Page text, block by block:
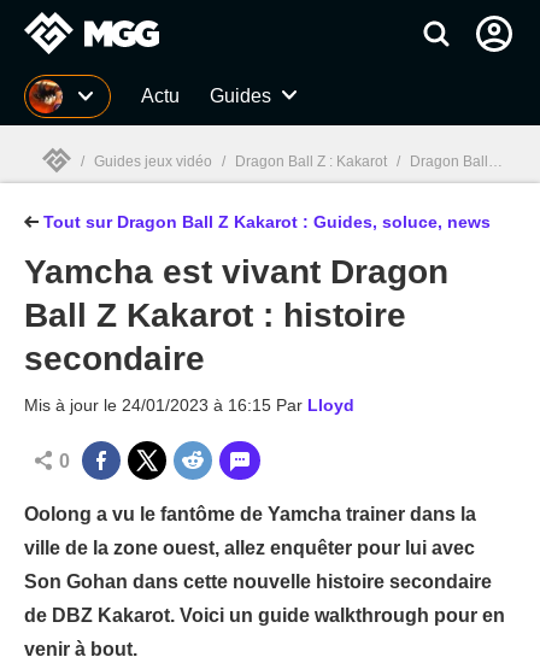
MGG Actu Guides
MGG
/ Guides jeux vidéo / Dragon Ball Z : Kakarot / Dragon Ball Z Kakarot : Guides, soluce, test, news, combats
Tout sur Dragon Ball Z Kakarot : Guides, soluce, news
Yamcha est vivant Dragon
Ball Z Kakarot : histoire
secondaire
Mis à jour le 24/01/2023 à 16:15 Par Lloyd
0
Oolong a vu le fantôme de Yamcha trainer dans la
ville de la zone ouest, allez enquêter pour lui avec
Son Gohan dans cette nouvelle histoire secondaire
de DBZ Kakarot. Voici un guide walkthrough pour en
venir à bout.